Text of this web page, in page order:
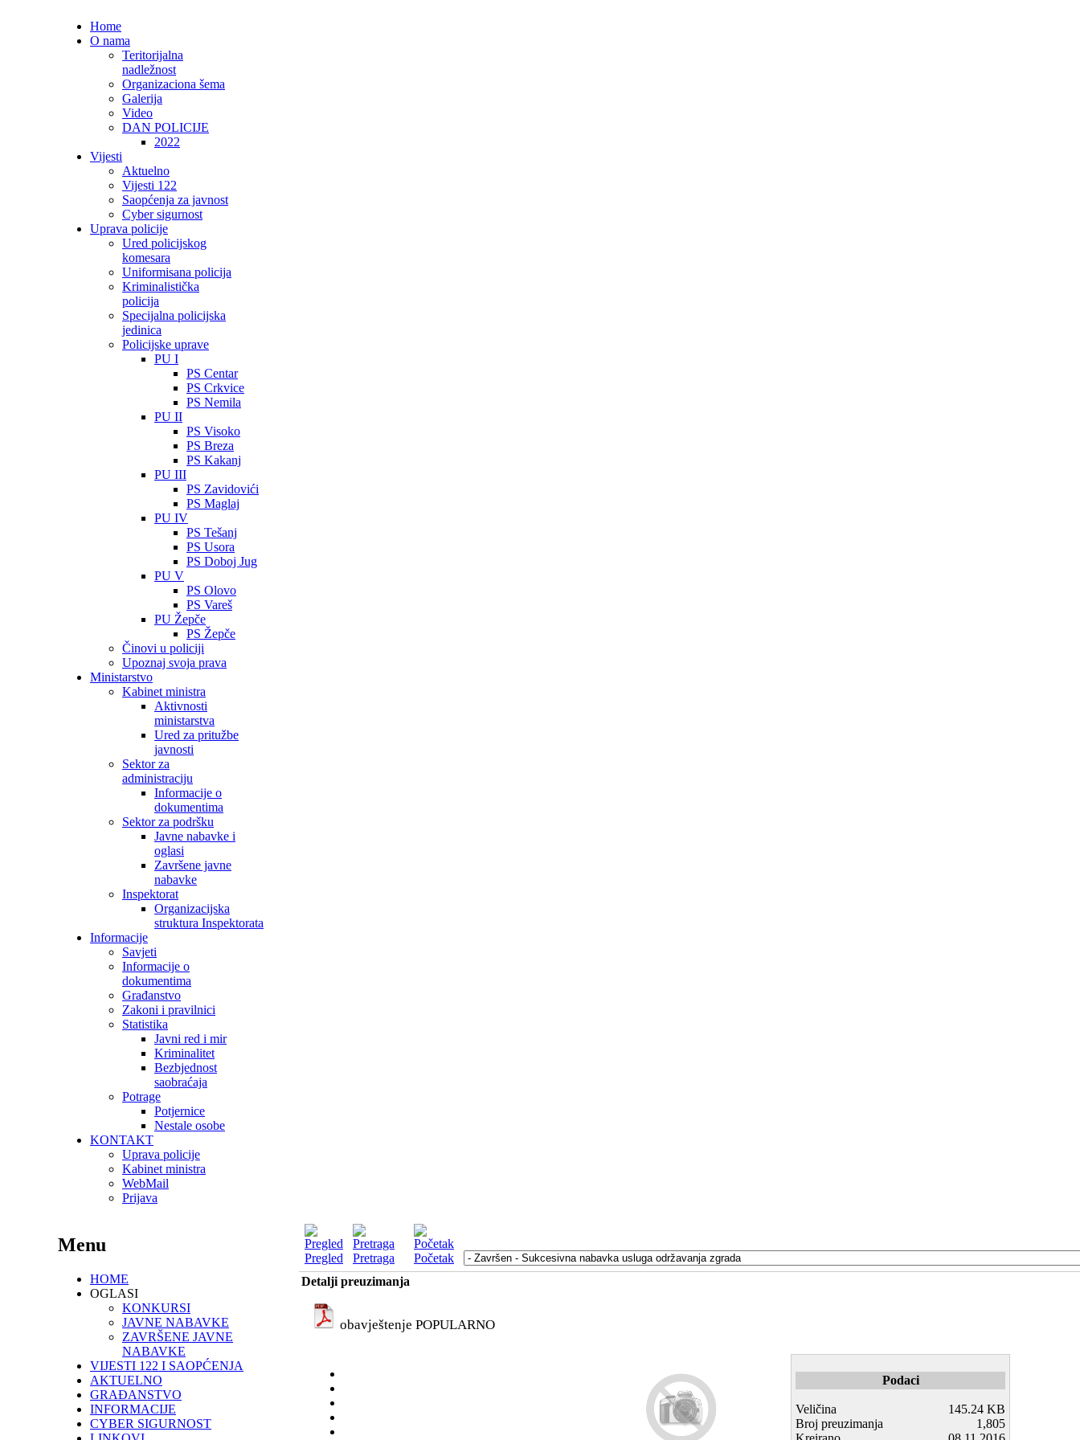
Home
O nama
Teritorijalna
nadležnost
Organizaciona šema
Galerija
Video
DAN POLICIJE
2022
Vijesti
Aktuelno
Vijesti 122
Saopćenja za javnost
Cyber sigurnost
Uprava policije
Ured policijskog
komesara
Uniformisana policija
Kriminalistička
policija
Specijalna policijska
jedinica
Policijske uprave
PU I
PS Centar
PS Crkvice
PS Nemila
PU II
PS Visoko
PS Breza
PS Kakanj
PU III
PS Zavidovići
PS Maglaj
PU IV
PS Tešanj
PS Usora
PS Doboj Jug
PU V
PS Olovo
PS Vareš
PU Žepče
PS Žepče
Činovi u policiji
Upoznaj svoja prava
Ministarstvo
Kabinet ministra
Aktivnosti
ministarstva
Ured za pritužbe
javnosti
Sektor za
administraciju
Informacije o
dokumentima
Sektor za podršku
Javne nabavke i
oglasi
Završene javne
nabavke
Inspektorat
Organizacijska
struktura Inspektorata
Informacije
Savjeti
Informacije o
dokumentima
Građanstvo
Zakoni i pravilnici
Statistika
Javni red i mir
Kriminalitet
Bezbjednost
saobraćaja
Potrage
Potjernice
Nestale osobe
KONTAKT
Uprava policije
Kabinet ministra
WebMail
Prijava
Pregled Pretraga
Početak
Detalji preuzimanja
obavještenje POPULARNO
Podaci
Veličina
145.24 KB
Broj preuzimanja
1,805
Menu
HOME
OGLASI
KONKURSI
JAVNE NABAVKE
ZAVRŠENE JAVNE
NABAVKE
VIJESTI 122 I SAOPĆENJA
AKTUELNO
GRAĐANSTVO
INFORMACIJE
CYBER SIGURNOST